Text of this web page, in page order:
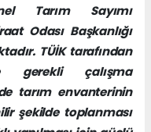
Tarım Sayımı
Odası Başkanlığı
TÜİK tarafından
gerekli çalışma
tarım envanterinin
şekilde toplanması